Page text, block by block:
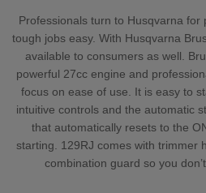
Professionals turn to Husqvarna for
tough jobs easy. With Husqvarna
available to consumers as well.
powerful 27cc engine and
focus on ease of use. It is easy to
intuitive controls and the automatic
that automatically resets to the
starting. 129RJ comes with trimmer
combination guard so you